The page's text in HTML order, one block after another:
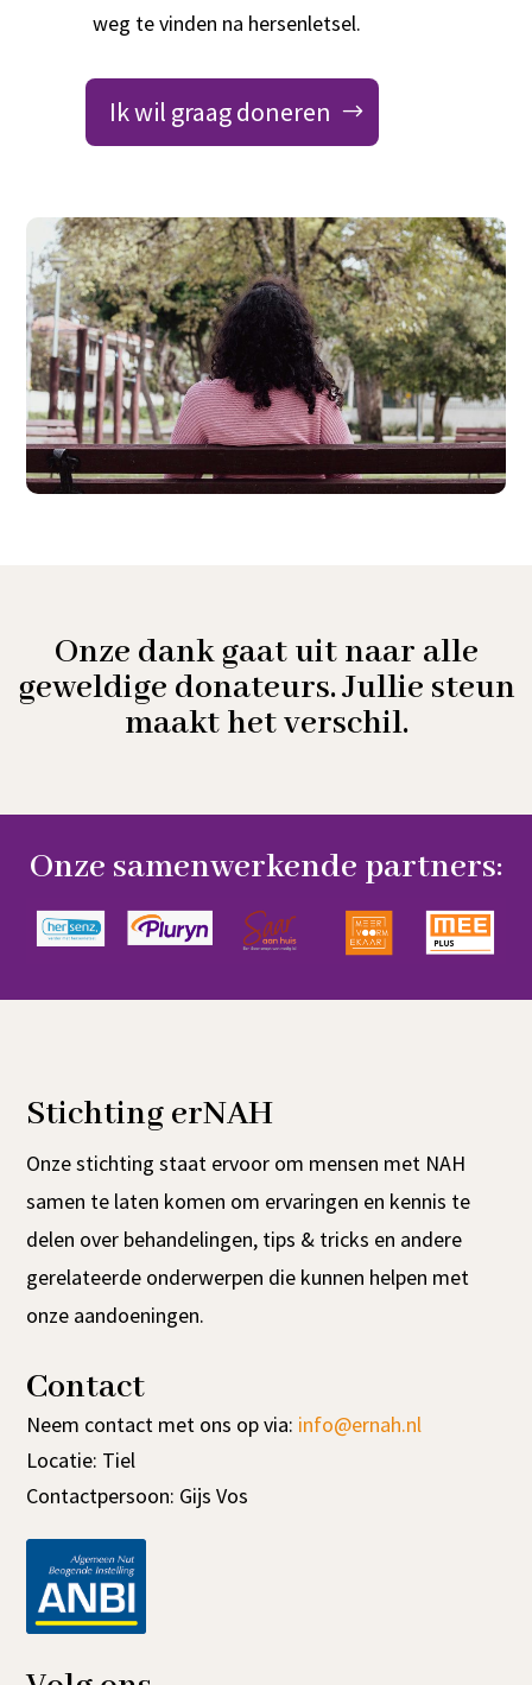
weg te vinden na hersenletsel.
Ik wil graag doneren
Onze dank gaat uit naar alle
geweldige donateurs. Jullie steun
maakt het verschil.
Onze samenwerkende partners:
Stichting erNAH
Onze stichting staat ervoor om mensen met NAH
samen te laten komen om ervaringen en kennis te
delen over behandelingen, tips & tricks en andere
gerelateerde onderwerpen die kunnen helpen met
onze aandoeningen.
Contact
Neem contact met ons op via: info@ernah.nl
Locatie: Tiel
Contactpersoon: Gijs Vos